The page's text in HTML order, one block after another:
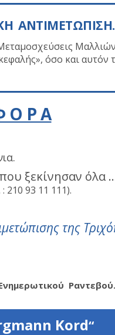
ΑΝΤΙΜΕΤΩΠΙΣΗ.
όσο και αυτόν
Ο Ρ Α
ξεκίνησαν όλα
93 11 111).
της
Ραντεβού.
Kord“